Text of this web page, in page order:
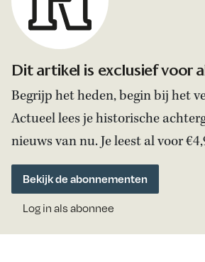
Dit artikel is exclusief voor
Begrijp het heden, begin bij het
Actueel lees je historische
nieuws van nu. Je leest al voor
Bekijk de abonnementen
Log in als abonnee